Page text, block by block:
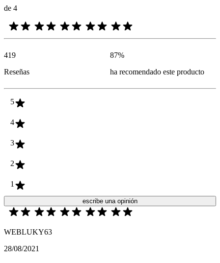
de 4
419
Reseñas
87%
ha recomendado este producto
5
4
3
2
1
escribe una opinión
WEBLUKY63
28/08/2021